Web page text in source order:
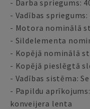
- Darba spriegums:
- Vadības spriegums:
- Motora nominālā
- Sildelementa
- Kopējā nominālā
- Kopējā pieslēgtā
- Vadības sistēma:
- Papildu
konveijera lenta